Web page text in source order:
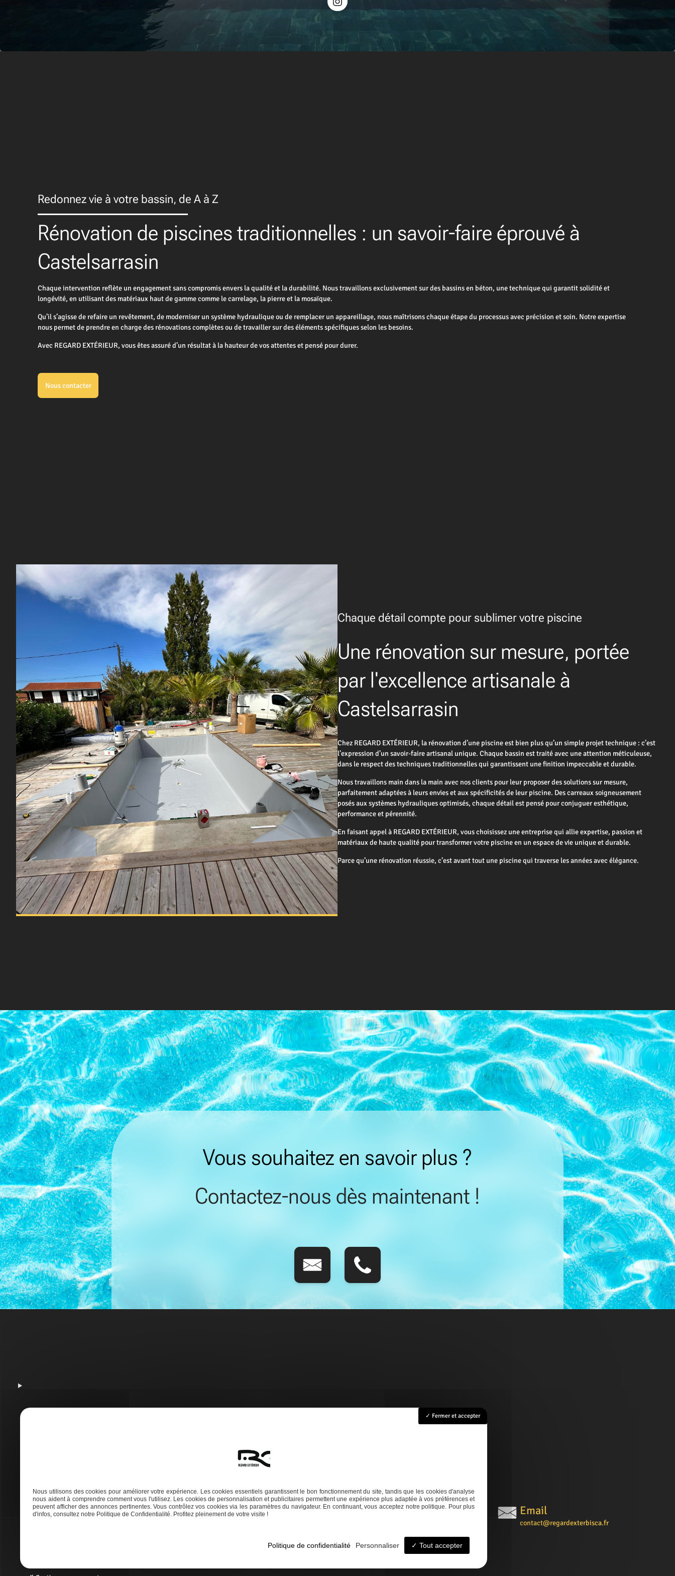
Redonnez vie à votre bassin, de A à Z
Rénovation de piscines traditionnelles : un savoir-faire éprouvé à
Castelsarrasin
Chaque intervention reflète un engagement sans compromis envers la qualité et la durabilité. Nous travaillons exclusivement sur des bassins en béton, une technique qui garantit solidité et
longévité, en utilisant des matériaux haut de gamme comme le carrelage, la pierre et la mosaïque.
Qu’il s’agisse de refaire un revêtement, de moderniser un système hydraulique ou de remplacer un appareillage, nous maîtrisons chaque étape du processus avec précision et soin. Notre expertise
nous permet de prendre en charge des rénovations complètes ou de travailler sur des éléments spécifiques selon les besoins.
Avec REGARD EXTÉRIEUR, vous êtes assuré d’un résultat à la hauteur de vos attentes et pensé pour durer.
Nous contacter
Chaque détail compte pour sublimer votre piscine
Une rénovation sur mesure, portée
par l'excellence artisanale à
Castelsarrasin
Chez REGARD EXTÉRIEUR, la rénovation d’une piscine est bien plus qu’un simple projet technique : c’est
l’expression d’un savoir-faire artisanal unique. Chaque bassin est traité avec une attention méticuleuse,
dans le respect des techniques traditionnelles qui garantissent une finition impeccable et durable.
Nous travaillons main dans la main avec nos clients pour leur proposer des solutions sur mesure,
parfaitement adaptées à leurs envies et aux spécificités de leur piscine. Des carreaux soigneusement
posés aux systèmes hydrauliques optimisés, chaque détail est pensé pour conjuguer esthétique,
performance et pérennité.
En faisant appel à REGARD EXTÉRIEUR, vous choisissez une entreprise qui allie expertise, passion et
matériaux de haute qualité pour transformer votre piscine en un espace de vie unique et durable.
Parce qu’une rénovation réussie, c’est avant tout une piscine qui traverse les années avec élégance.
Vous souhaitez en savoir plus ?
Contactez-nous dès maintenant !
AccueilRénovation
Adresse Téléphone Email
contact@regardexterbisca.fr
Fermer et accepter
Nous utilisons des cookies pour améliorer votre expérience. Les cookies essentiels garantissent le bon fonctionnement du site, tandis que les cookies d'analyse
nous aident à comprendre comment vous l'utilisez. Les cookies de personnalisation et publicitaires permettent une expérience plus adaptée à vos préférences et
peuvent afficher des annonces pertinentes. Vous contrôlez vos cookies via les paramètres du navigateur. En continuant, vous acceptez notre politique. Pour plus
d'infos, consultez notre Politique de Confidentialité. Profitez pleinement de votre visite !
Tout accepter
Personnaliser
Politique de confidentialité